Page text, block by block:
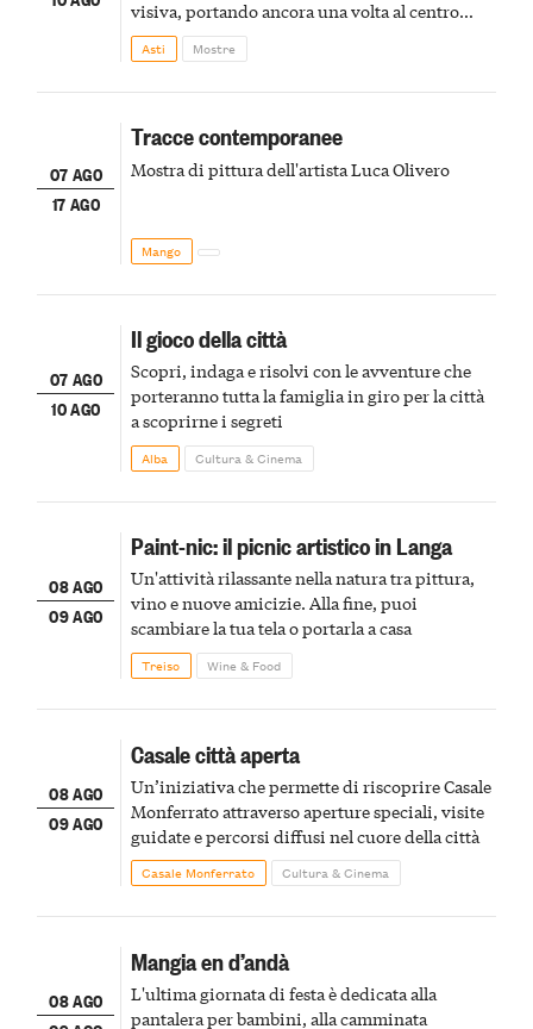
visiva, portando ancora una volta al centro
della scena le meraviglie del passato astigiano
Asti Mostre
07 AGO
17 AGO
Tracce contemporanee
Mostra di pittura dell'artista Luca Olivero
Mango
07 AGO
10 AGO
Il gioco della città
Scopri, indaga e risolvi con le avventure che
porteranno tutta la famiglia in giro per la città
a scoprirne i segreti
Alba Cultura & Cinema
08 AGO
09 AGO
Paint-nic: il picnic artistico in Langa
Un'attività rilassante nella natura tra pittura,
vino e nuove amicizie. Alla fine, puoi
scambiare la tua tela o portarla a casa
Treiso Wine & Food
08 AGO
09 AGO
Casale città aperta
Un’iniziativa che permette di riscoprire Casale
Monferrato attraverso aperture speciali, visite
guidate e percorsi diffusi nel cuore della città
Casale Monferrato Cultura & Cinema
08 AGO
Mangia en d’andà
L'ultima giornata di festa è dedicata alla
pantalera per bambini, alla camminata